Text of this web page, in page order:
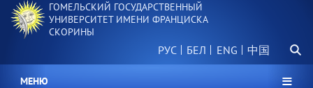
Перейти
основному
ГОМЕЛЬСКИЙ ГОСУДАРСТВЕННЫЙ
УНИВЕРСИТЕТ ИМЕНИ ФРАНЦИСКА
СКОРИНЫ
РУС БЕЛ 中国
МЕНЮ